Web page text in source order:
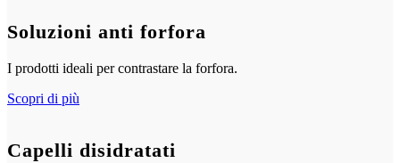
Soluzioni anti forfora
I prodotti ideali per contrastare la forfora.
Scopri di più
Capelli disidratati